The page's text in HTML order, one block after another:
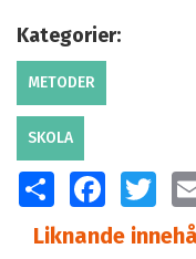
Kategorier:
METODER
SKOLA
SHARE FACEBOOK
Liknande